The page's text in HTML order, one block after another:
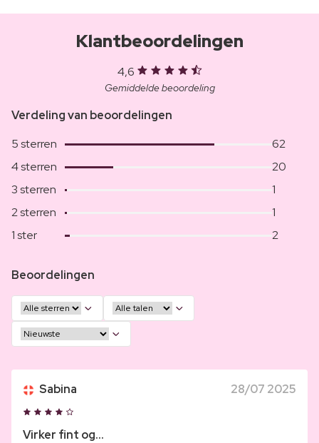
Klantbeoordelingen
4,6
Gemiddelde beoordeling
Verdeling van beoordelingen
5 sterren
62
4 sterren
20
3 sterren
1
2 sterren
1
1 ster
2
Beoordelingen
Sabina 28/07 2025
Virker fint og...